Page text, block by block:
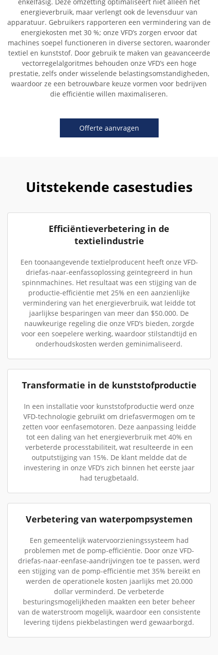
energieverbruik, maar verlengt ook de levensduur van
apparatuur. Gebruikers rapporteren een vermindering van de
energiekosten met 30 %; onze VFD’s zorgen ervoor dat
machines soepel functioneren in diverse sectoren, waaronder
textiel en kunststof. Door gebruik te maken van geavanceerde
vectorregelalgoritmes behouden onze VFD’s een hoge
prestatie, zelfs onder wisselende belastingsomstandigheden,
waardoor ze een betrouwbare keuze vormen voor bedrijven
die efficiëntie willen maximaliseren.
Offerte aanvragen
Uitstekende casestudies
Efficiëntieverbetering in de
textielindustrie
Een toonaangevende textielproducent heeft onze VFD-
driefas-naar-eenfassoplossing geïntegreerd in hun
spinnmachines. Het resultaat was een stijging van de
productie-efficiëntie met 25% en een aanzienlijke
vermindering van het energieverbruik, wat leidde tot
jaarlijkse besparingen van meer dan $50.000. De
nauwkeurige regeling die onze VFD’s bieden, zorgde
voor een soepelere werking, waardoor stilstandtijd en
onderhoudskosten werden geminimaliseerd.
Transformatie in de kunststofproductie
In een installatie voor kunststofproductie werd onze
VFD-technologie gebruikt om driefasvermogen om te
zetten voor eenfasemotoren. Deze aanpassing leidde
tot een daling van het energieverbruik met 40% en
verbeterde processtabiliteit, wat resulteerde in een
outputstijging van 15%. De klant meldde dat de
investering in onze VFD’s zich binnen het eerste jaar
had terugbetaald.
Verbetering van waterpompsystemen
Een gemeentelijk watervoorzieningssysteem had
problemen met de pomp-efficiëntie. Door onze VFD-
driefas-naar-eenfase-aandrijvingen toe te passen, werd
een stijging van de pomp-efficiëntie met 35% bereikt en
werden de operationele kosten jaarlijks met 20.000
dollar verminderd. De verbeterde
besturingsmogelijkheden maakten een beter beheer
van de waterstroom mogelijk, waardoor een consistente
levering tijdens piekbelastingen werd gewaarborgd.